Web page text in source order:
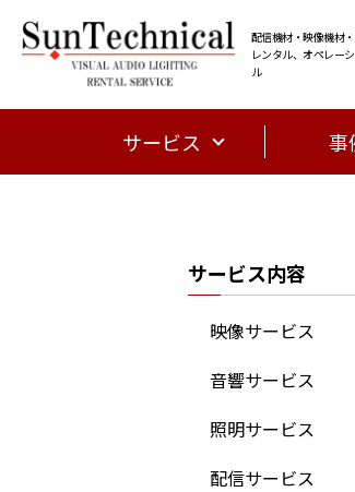
配信機材・映像機材
レンタル、オペレー
ル
サービス 事
サービス内容
映像サービス
音響サービス
照明サービス
配信サービス